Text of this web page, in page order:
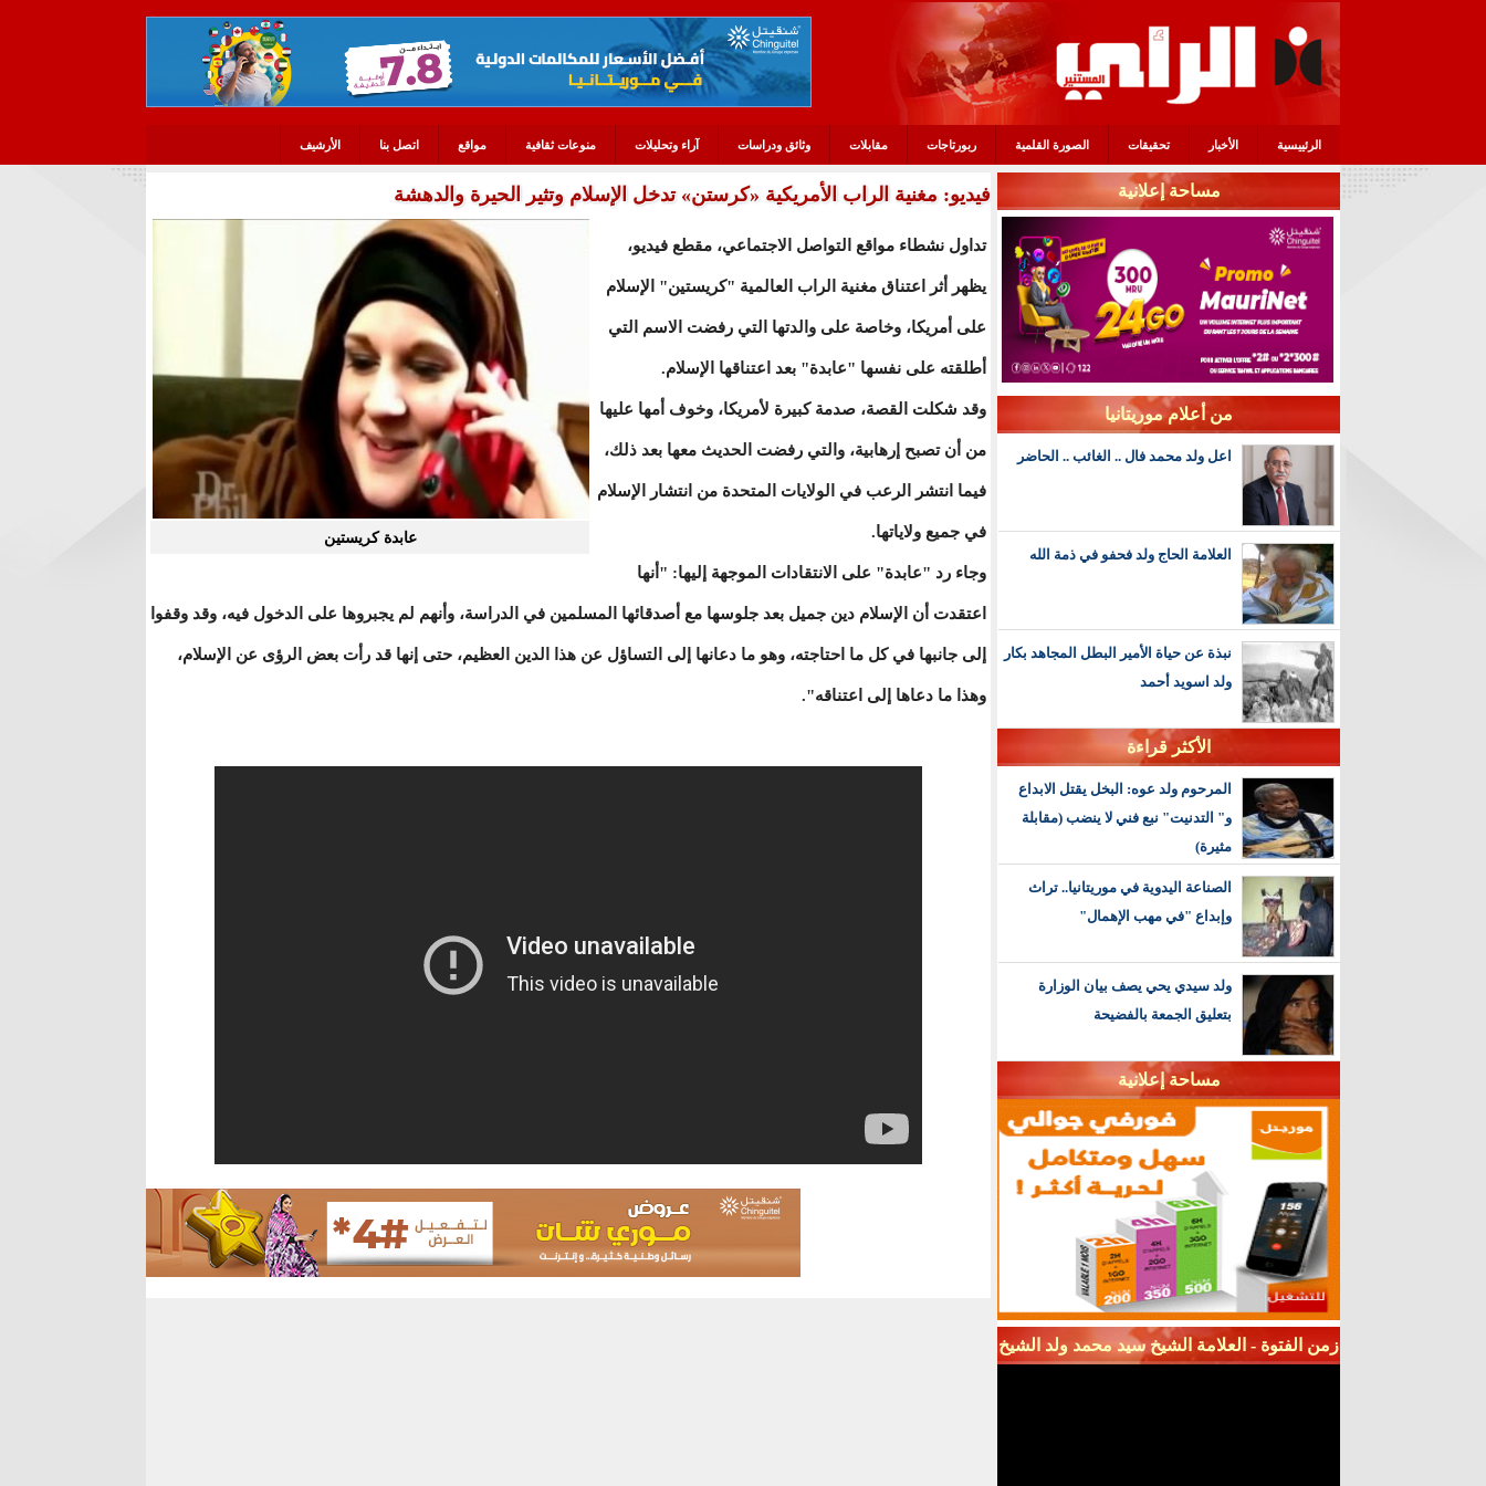
الرئييسية الأخبار تحقيقات الصورة القلمية ربورتاجات مقابلات وثائق ودراسات آراء وتحليلات منوعات ثقافية مواقع اتصل بنا الأرشيف
فيديو: مغنية الراب الأمريكية «كرستن» تدخل الإسلام وتثير الحيرة والدهشة
عابدة كريستين
تداول نشطاء مواقع التواصل الاجتماعي، مقطع فيديو،
يظهر أثر اعتناق مغنية الراب العالمية "كريستين" الإسلام
على أمريكا، وخاصة على والدتها التي رفضت الاسم التي
أطلقته على نفسها "عابدة" بعد اعتناقها الإسلام.
وقد شكلت القصة، صدمة كبيرة لأمريكا، وخوف أمها عليها
من أن تصبح إرهابية، والتي رفضت الحديث معها بعد ذلك،
فيما انتشر الرعب في الولايات المتحدة من انتشار الإسلام
في جميع ولاياتها.
وجاء رد "عابدة" على الانتقادات الموجهة إليها: "أنها
اعتقدت أن الإسلام دين جميل بعد جلوسها مع أصدقائها المسلمين في الدراسة، وأنهم لم يجبروها على الدخول فيه، وقد وقفوا
إلى جانبها في كل ما احتاجته، وهو ما دعانها إلى التساؤل عن هذا الدين العظيم، حتى إنها قد رأت بعض الرؤى عن الإسلام،
وهذا ما دعاها إلى اعتناقه".
مساحة إعلانية
من أعلام موريتانيا
اعل ولد محمد فال .. الغائب .. الحاضر
العلامة الحاج ولد فحفو في ذمة الله
نبذة عن حياة الأمير البطل المجاهد بكار
ولد اسويد أحمد
الأكثر قراءة
المرحوم ولد عوه: البخل يقتل الابداع
و" التدنيت" نبع فني لا ينضب (مقابلة
مثيرة)
الصناعة اليدوية في موريتانيا.. تراث
وإبداع "في مهب الإهمال"
ولد سيدي يحي يصف بيان الوزارة
بتعليق الجمعة بالفضيحة
مساحة إعلانية
زمن الفتوة - العلامة الشيخ سيد محمد ولد الشيخ